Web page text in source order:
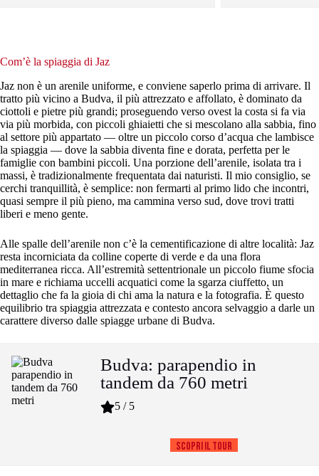
Com’è la spiaggia di Jaz
Jaz non è un arenile uniforme, e conviene saperlo prima di arrivare. Il
tratto più vicino a Budva, il più attrezzato e affollato, è dominato da
ciottoli e pietre più grandi; proseguendo verso ovest la costa si fa via
via più morbida, con piccoli ghiaietti che si mescolano alla sabbia, fino
al settore più appartato — oltre un piccolo corso d’acqua che lambisce
la spiaggia — dove la sabbia diventa fine e dorata, perfetta per le
famiglie con bambini piccoli. Una porzione dell’arenile, isolata tra i
massi, è tradizionalmente frequentata dai naturisti. Il mio consiglio, se
cerchi tranquillità, è semplice: non fermarti al primo lido che incontri,
quasi sempre il più pieno, ma cammina verso sud, dove trovi tratti
liberi e meno gente.
Alle spalle dell’arenile non c’è la cementificazione di altre località: Jaz
resta incorniciata da colline coperte di verde e da una flora
mediterranea ricca. All’estremità settentrionale un piccolo fiume sfocia
in mare e richiama uccelli acquatici come la sgarza ciuffetto, un
dettaglio che fa la gioia di chi ama la natura e la fotografia. È questo
equilibrio tra spiaggia attrezzata e contesto ancora selvaggio a darle un
carattere diverso dalle spiagge urbane di Budva.
Budva: parapendio in
tandem da 760 metri
5 / 5
Scopri il tour